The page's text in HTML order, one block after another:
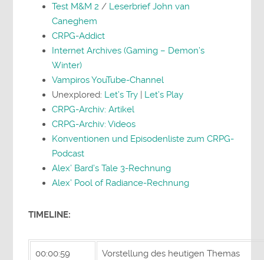
Test M&M 2 / Leserbrief John van
Caneghem
CRPG-Addict
Internet Archives (Gaming – Demon’s
Winter)
Vampiros YouTube-Channel
Unexplored: Let’s Try | Let’s Play
CRPG-Archiv: Artikel
CRPG-Archiv: Videos
Konventionen und Episodenliste zum CRPG-
Podcast
Alex’ Bard’s Tale 3-Rechnung
Alex’ Pool of Radiance-Rechnung
TIMELINE:
00:00:59 Vorstellung des heutigen Themas